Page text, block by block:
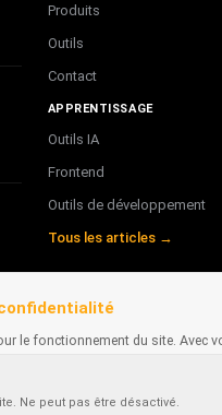
Produits
Outils
Contact
APPRENTISSAGE
Outils IA
Frontend
Outils de développement
Tous les articles →
le fonctionnement du site. Avec
Ne peut pas être désactivé.